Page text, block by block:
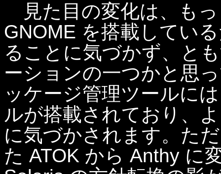
見た目の変化は、も
GNOME を搭載してい
ることに気づかず、と
ーションの一つかと思
ッケージ管理ツールに
ルが搭載されており、
に気づかされます。た
た ATOK から Anthy に